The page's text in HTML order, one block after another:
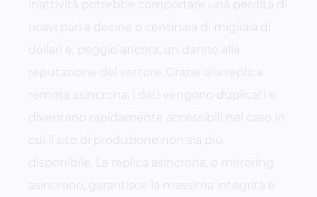
inattività potrebbe comportare una perdita di
ricavi pari a decine o centinaia di migliaia di
dollari e, peggio ancora, un danno alla
reputazione del settore. Grazie alla replica
remota asincrona, i dati vengono duplicati e
diventano rapidamente accessibili nel caso in
cui il sito di produzione non sia più
disponibile. La replica asincrona, o mirroring
asincrono, garantisce la massima integrità e